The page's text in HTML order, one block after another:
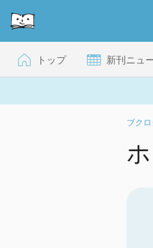
トップ 新刊ニュ
ブク